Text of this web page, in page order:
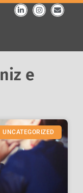
e
UNCATEGORIZED